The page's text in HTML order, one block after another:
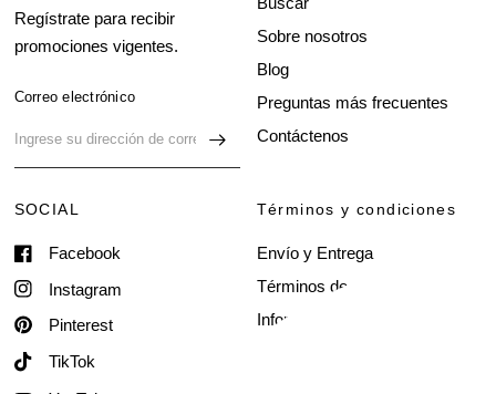
Regístrate para recibir
promociones vigentes.
Correo electrónico
Sobre nosotros
Blog
Preguntas más frecuentes
Contáctenos
SOCIAL
Facebook
Instagram
Pinterest
TikTok
Términos y condiciones
Envío y Entrega
Términos de servicio
Información del contacto